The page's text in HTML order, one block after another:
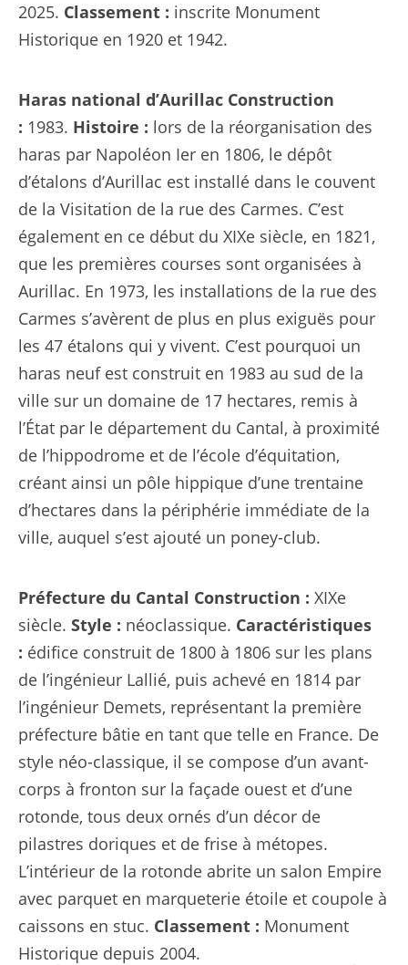
2025. Classement : inscrite Monument
Historique en 1920 et 1942.
Haras national d’Aurillac Construction
: 1983. Histoire : lors de la réorganisation des
haras par Napoléon Ier en 1806, le dépôt
d’étalons d’Aurillac est installé dans le couvent
de la Visitation de la rue des Carmes. C’est
également en ce début du XIXe siècle, en 1821,
que les premières courses sont organisées à
Aurillac. En 1973, les installations de la rue des
Carmes s’avèrent de plus en plus exiguës pour
les 47 étalons qui y vivent. C’est pourquoi un
haras neuf est construit en 1983 au sud de la
ville sur un domaine de 17 hectares, remis à
l’État par le département du Cantal, à proximité
de l’hippodrome et de l’école d’équitation,
créant ainsi un pôle hippique d’une trentaine
d’hectares dans la périphérie immédiate de la
ville, auquel s’est ajouté un poney-club.
Préfecture du Cantal Construction : XIXe
siècle. Style : néoclassique. Caractéristiques
: édifice construit de 1800 à 1806 sur les plans
de l’ingénieur Lallié, puis achevé en 1814 par
l’ingénieur Demets, représentant la première
préfecture bâtie en tant que telle en France. De
style néo-classique, il se compose d’un avant-
corps à fronton sur la façade ouest et d’une
rotonde, tous deux ornés d’un décor de
pilastres doriques et de frise à métopes.
L’intérieur de la rotonde abrite un salon Empire
avec parquet en marqueterie étoile et coupole à
caissons en stuc. Classement : Monument
Historique depuis 2004.